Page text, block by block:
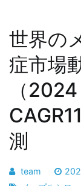
世界の
症市場
（
測
team